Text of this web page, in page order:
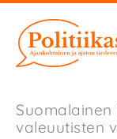
sisältöön
Suomalainen
valeuutisten